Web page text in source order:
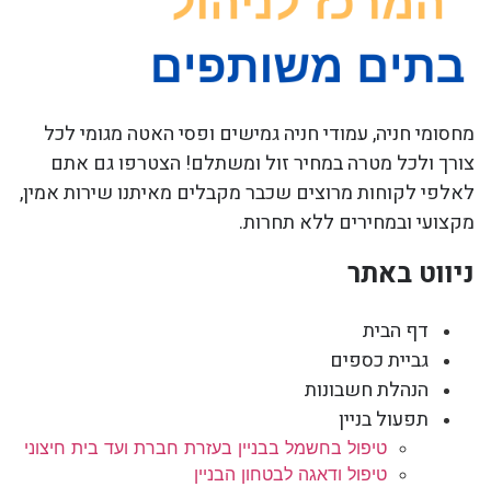
מחסומי חניה, עמודי חניה גמישים ופסי האטה מגומי לכל
צורך ולכל מטרה במחיר זול ומשתלם! הצטרפו גם אתם
לאלפי לקוחות מרוצים שכבר מקבלים מאיתנו שירות אמין,
מקצועי ובמחירים ללא תחרות.
ניווט באתר
דף הבית
גביית כספים
הנהלת חשבונות
תפעול בניין
טיפול בחשמל בבניין בעזרת חברת ועד בית חיצוני
טיפול ודאגה לבטחון הבניין